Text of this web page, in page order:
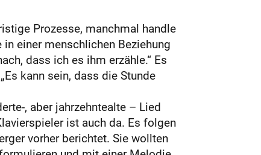
Prozesse, manchmal handle
einer menschlichen Beziehung
dass ich es ihm erzähle.“ Es
kann sein, dass die Stunde
, aber jahrzehntealte – Lied
ist auch da. Es folgen
vorher berichtet. Sie wollten